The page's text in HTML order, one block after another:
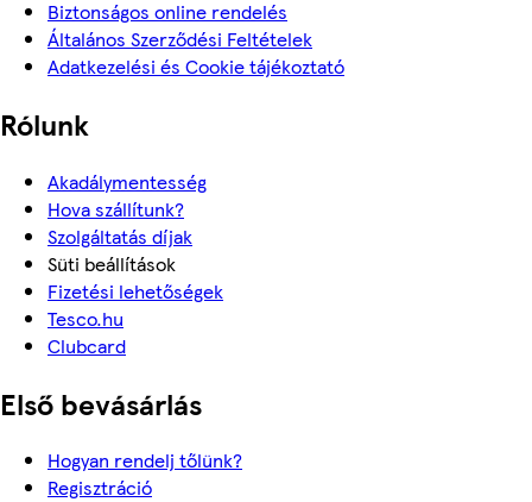
Biztonságos online rendelés
Általános Szerződési Feltételek
Adatkezelési és Cookie tájékoztató
Rólunk
Akadálymentesség
Hova szállítunk?
Szolgáltatás díjak
Süti beállítások
Fizetési lehetőségek
Tesco.hu
Clubcard
Első bevásárlás
Hogyan rendelj tőlünk?
Regisztráció